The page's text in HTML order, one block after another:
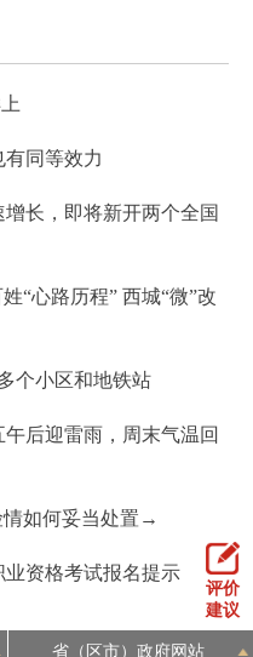
同等效力
长，即将新开两个全国
“心路历程” 西城“微”改
个小区和地铁站
后迎雷雨，周末气温回
情如何妥当处置→
业资格考试报名提示
评价
建议
省（区市）政府网站